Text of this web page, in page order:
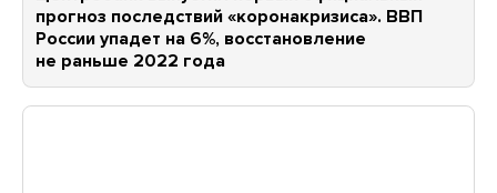
прогноз последствий «коронакризиса». ВВП
России упадет на 6%, восстановление
не раньше 2022 года